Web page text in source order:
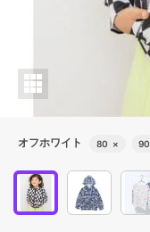
オフホワイト 80 × 90